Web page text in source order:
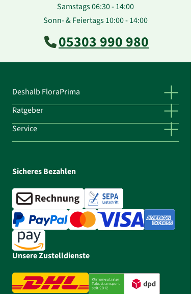
Samstags 06:30 - 14:00
Sonn- & Feiertags 10:00 - 14:00
05303 990 980
Deshalb FloraPrima
Ratgeber
Service
Sicheres Bezahlen
Unsere Zustelldienste